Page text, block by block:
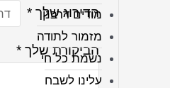
מודים דרבנן
מזמור לתודה
נשמת כל חי
עלינו לשבח
הדירוג שלך *
הביקורת שלך *